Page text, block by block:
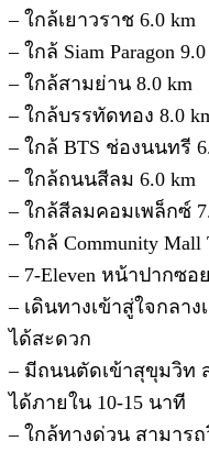
– ใกล้เยาวราช 6.0 km
– ใกล้ Siam Paragon
– ใกล้สามย่าน 8.0 km
– ใกล้บรรทัดทอง 8.0
– ใกล้ BTS ช่องนนทรี
– ใกล้ถนนสีลม 6.0 km
– ใกล้สีลมคอมเพล็กซ์
– ใกล้ Community
– 7-Eleven หน้าปากซอ
– เดินทางเข้าสู่ใจกลา
ได้สะดวก
– มีถนนตัดเข้าสุขุมวิท
ได้ภายใน 10-15 นาที
– ใกล้ทางด่วน สามาร